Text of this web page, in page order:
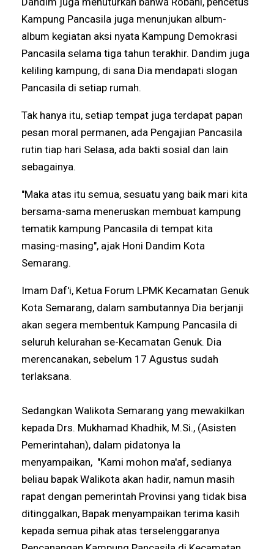
Kampung Pancasila juga menunjukan album-
album kegiatan aksi nyata Kampung Demokrasi
Pancasila selama tiga tahun terakhir. Dandim juga
keliling kampung, di sana Dia mendapati slogan
Pancasila di setiap rumah.
Tak hanya itu, setiap tempat juga terdapat papan
pesan moral permanen, ada Pengajian Pancasila
rutin tiap hari Selasa, ada bakti sosial dan lain
sebagainya.
"Maka atas itu semua, sesuatu yang baik mari kita
bersama-sama meneruskan membuat kampung
tematik kampung Pancasila di tempat kita
masing-masing", ajak Honi Dandim Kota
Semarang.
Imam Daf'i, Ketua Forum LPMK Kecamatan Genuk
Kota Semarang, dalam sambutannya Dia berjanji
akan segera membentuk Kampung Pancasila di
seluruh kelurahan se-Kecamatan Genuk. Dia
merencanakan, sebelum 17 Agustus sudah
terlaksana.
Sedangkan Walikota Semarang yang mewakilkan
kepada Drs. Mukhamad Khadhik, M.Si., (Asisten
Pemerintahan), dalam pidatonya Ia
menyampaikan, "Kami mohon ma'af, sedianya
beliau bapak Walikota akan hadir, namun masih
rapat dengan pemerintah Provinsi yang tidak bisa
ditinggalkan, Bapak menyampaikan terima kasih
kepada semua pihak atas terselenggaranya